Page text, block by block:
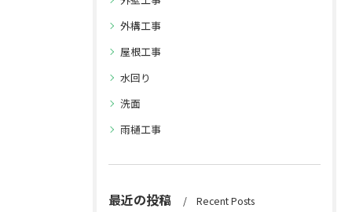
外構工事
屋根工事
水回り
洗面
雨樋工事
最近の投稿 Recent Posts